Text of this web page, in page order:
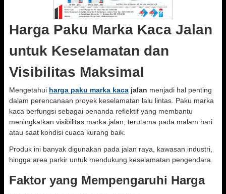
Harga Paku Marka Kaca Jalan
untuk Keselamatan dan
Visibilitas Maksimal
Mengetahui harga paku marka kaca jalan menjadi hal penting
dalam perencanaan proyek keselamatan lalu lintas. Paku marka
kaca berfungsi sebagai penanda reflektif yang membantu
meningkatkan visibilitas marka jalan, terutama pada malam hari
atau saat kondisi cuaca kurang baik.
Produk ini banyak digunakan pada jalan raya, kawasan industri,
hingga area parkir untuk mendukung keselamatan pengendara.
Faktor yang Mempengaruhi Harga